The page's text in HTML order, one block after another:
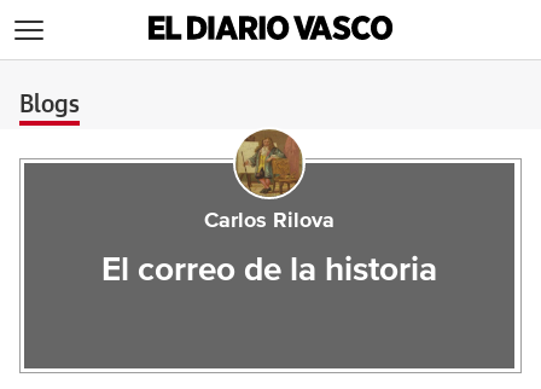
Blogs
Carlos Rilova
El correo de la historia